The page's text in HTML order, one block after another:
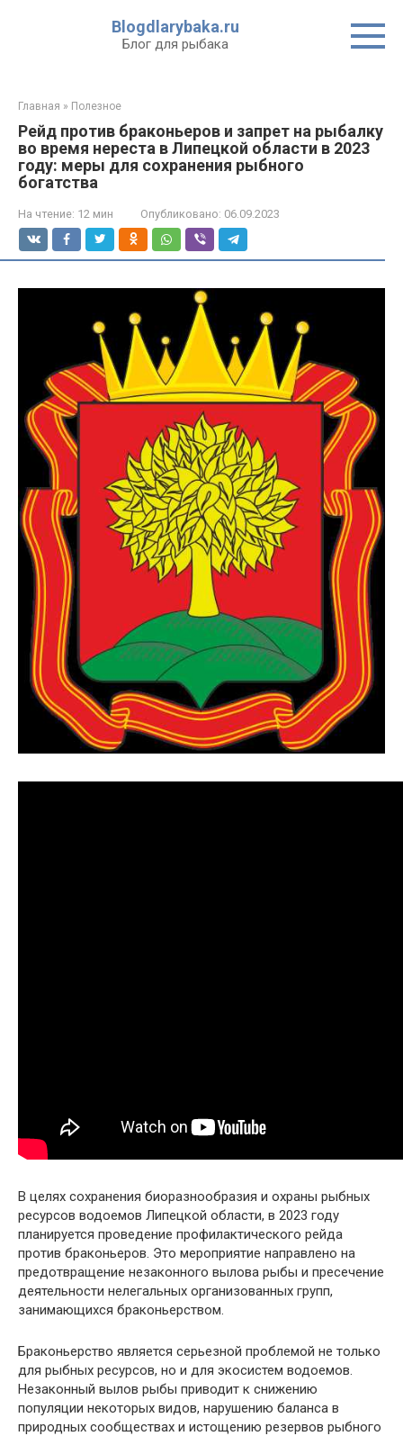
Blogdlarybaka.ru
Блог для рыбака
Главная » Полезное
Рейд против браконьеров и запрет на рыбалку
во время нереста в Липецкой области в 2023
году: меры для сохранения рыбного
богатства
На чтение: 12 мин Опубликовано: 06.09.2023
В целях сохранения биоразнообразия и охраны рыбных
ресурсов водоемов Липецкой области, в 2023 году
планируется проведение профилактического рейда
против браконьеров. Это мероприятие направлено на
предотвращение незаконного вылова рыбы и пресечение
деятельности нелегальных организованных групп,
занимающихся браконьерством.
Браконьерство является серьезной проблемой не только
для рыбных ресурсов, но и для экосистем водоемов.
Незаконный вылов рыбы приводит к снижению
популяции некоторых видов, нарушению баланса в
природных сообществах и истощению резервов рыбного